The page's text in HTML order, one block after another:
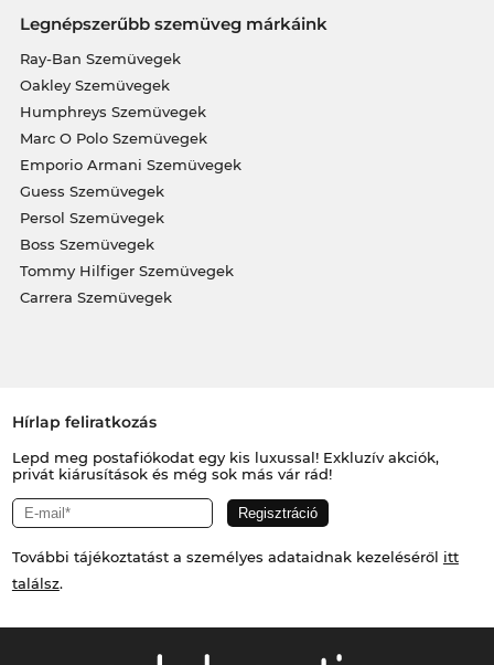
Legnépszerűbb szemüveg márkáink
Ray-Ban Szemüvegek
Oakley Szemüvegek
Humphreys Szemüvegek
Marc O Polo Szemüvegek
Emporio Armani Szemüvegek
Guess Szemüvegek
Persol Szemüvegek
Boss Szemüvegek
Tommy Hilfiger Szemüvegek
Carrera Szemüvegek
Hírlap feliratkozás
Lepd meg postafiókodat egy kis luxussal! Exkluzív akciók,
privát kiárusítások és még sok más vár rád!
További tájékoztatást a személyes adataidnak kezeléséről itt
találsz.